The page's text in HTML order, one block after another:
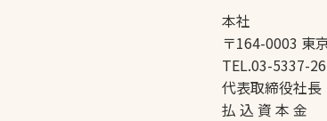
本社
〒164-0003 東
TEL.03-5337-
代表取締役社
払 込 資 本 金